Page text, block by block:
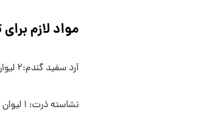
مواد لازم
آرد سفید گندم:۲ لیوان فرانسوی دسته‌دار
نشاسته ذرت: ۱ لیوان فرانسوی دسته‌دار